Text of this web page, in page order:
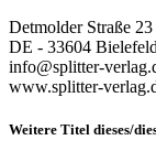
Detmolder Straße 23
DE - 33604 Bielefeld
info@splitter-
www.splitter-
Weitere Titel dieses/